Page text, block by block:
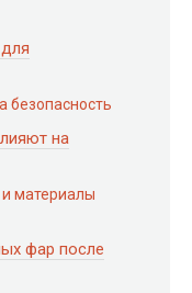
безопасность
на
материалы
фар после